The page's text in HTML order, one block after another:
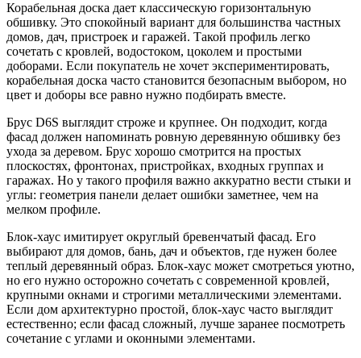
Корабельная доска дает классическую горизонтальную
обшивку. Это спокойный вариант для большинства частных
домов, дач, пристроек и гаражей. Такой профиль легко
сочетать с кровлей, водостоком, цоколем и простыми
доборами. Если покупатель не хочет экспериментировать,
корабельная доска часто становится безопасным выбором, но
цвет и доборы все равно нужно подбирать вместе.
Брус D6S выглядит строже и крупнее. Он подходит, когда
фасад должен напоминать ровную деревянную обшивку без
ухода за деревом. Брус хорошо смотрится на простых
плоскостях, фронтонах, пристройках, входных группах и
гаражах. Но у такого профиля важно аккуратно вести стыки и
углы: геометрия панели делает ошибки заметнее, чем на
мелком профиле.
Блок-хаус имитирует округлый бревенчатый фасад. Его
выбирают для домов, бань, дач и объектов, где нужен более
теплый деревянный образ. Блок-хаус может смотреться уютно,
но его нужно осторожно сочетать с современной кровлей,
крупными окнами и строгими металлическими элементами.
Если дом архитектурно простой, блок-хаус часто выглядит
естественно; если фасад сложный, лучше заранее посмотреть
сочетание с углами и оконными элементами.